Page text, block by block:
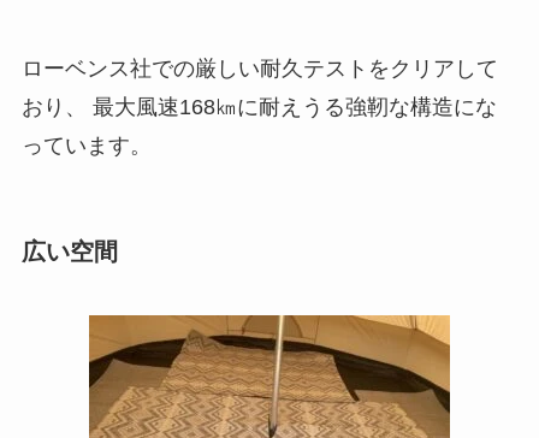
ローベンス社での厳しい耐久テストをクリアして
おり、 最大風速168㎞に耐えうる強靭な構造にな
っています。
広い空間